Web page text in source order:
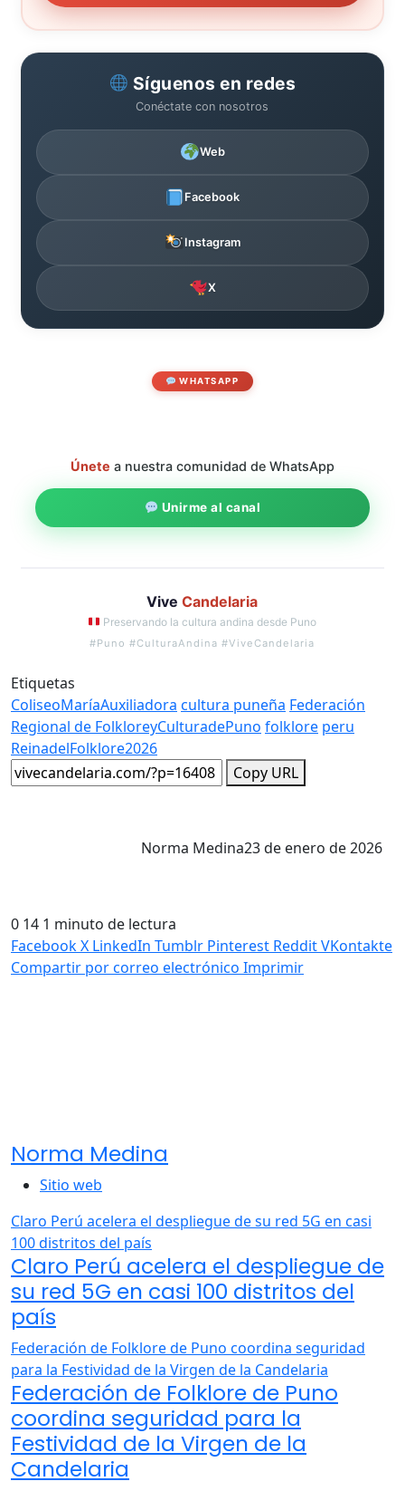
Síguenos en redes
Conéctate con nosotros
Web
Facebook
Instagram
X
WHATSAPP
Únete a nuestra comunidad de WhatsApp
Unirme al canal
ViveCandelaria
Preservando la cultura andina desde Puno
#Puno #CulturaAndina #ViveCandelaria
Etiquetas
ColiseoMaríaAuxiliadora cultura puneña Federación
Regional de FolkloreyCulturadePuno folklore peru
ReinadelFolklore2026
Copy URL
Norma Medina23 de enero de 2026
0 14 1 minuto de lectura
FacebookX LinkedIn Tumblr Pinterest RedditVKontakte
Compartir por correo electrónico Imprimir
Norma Medina
Sitio web
Claro Perú acelera el despliegue de su red 5G en casi
100 distritos del país
Claro Perú acelera el despliegue de
su red 5G en casi 100 distritos del
país
Federación de Folklore de Puno coordina seguridad
para la Festividad de la Virgen de la Candelaria
Federación de Folklore de Puno
coordina seguridad para la
Festividad de la Virgen de la
Candelaria